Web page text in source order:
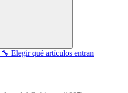
🔧 Elegir qué artículos entran